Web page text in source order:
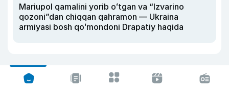
Mariupol qamalini yorib oʻtgan va “Izvarino
qozoni”dan chiqqan qahramon — Ukraina
armiyasi bosh qoʻmondoni Drapatiy haqida